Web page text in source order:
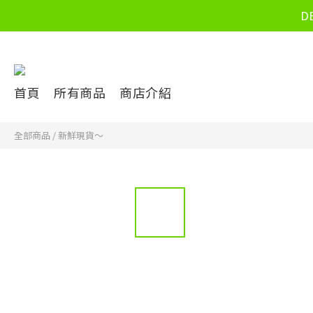
首頁 所有商品 商店介紹
全部商品 /新鮮現貨～